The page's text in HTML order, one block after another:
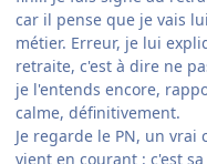
car il pense que je vais
métier. Erreur, je lui
retraite, c'est à dire ne
je l'entends encore,
calme, définitivement.
Je regarde le PN, un vrai
vient en courant : c'est